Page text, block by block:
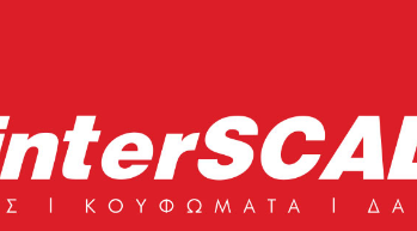
σπουδών της σχεδιάστριας
διδάσκεται σε κάποιο ΑΕΙ. «Δεν τη
εργασία στη σχολή με την